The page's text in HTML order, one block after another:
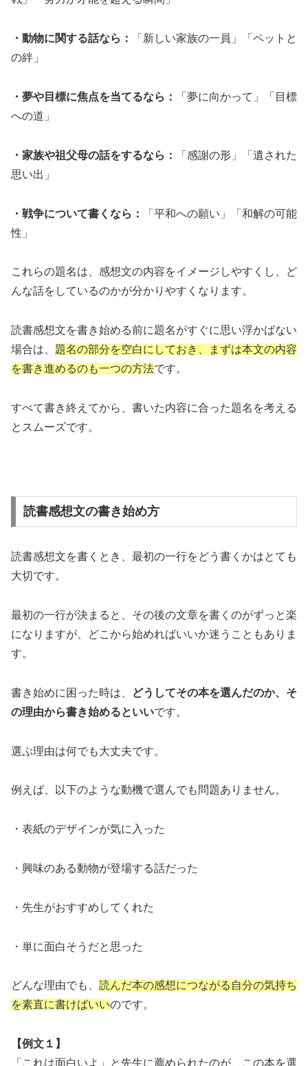
・動物に関する話なら：
「新しい家族の一員」「ペットと
の絆」
・夢や目標に焦点を当てるなら：
「夢に向かって」「目標
への道」
・家族や祖父母の話をするなら：
「感謝の形」「遺された
思い出」
・戦争について書くなら：
「平和への願い」「和解の可能
性」
これらの題名は、感想文の内容をイメージしやすくし、ど
んな話をしているのかが分かりやすくなります。
読書感想文を書き始める前に題名がすぐに思い浮かばない
場合は、 題名の部分を空白にしておき、まずは本文の内容
を書き進めるのも一つの方法です。
すべて書き終えてから、書いた内容に合った題名を考える
とスムーズです。
読書感想文の書き始め方
読書感想文を書くとき、最初の一行をどう書くかはとても
大切です。
最初の一行が決まると、その後の文章を書くのがずっと楽
になりますが、どこから始めればいいか迷うこともありま
す。
書き始めに困った時は、
どうしてその本を選んだのか、そ
の理由から書き始めるといいです。
選ぶ理由は何でも大丈夫です。
例えば、以下のような動機で選んでも問題ありません。
・表紙のデザインが気に入った
・興味のある動物が登場する話だった
・先生がおすすめしてくれた
・単に面白そうだと思った
どんな理由でも、 読んだ本の感想につながる自分の気持ち
を素直に書けばいいのです。
【例文１】
「これは面白いよ」と先生に薦められたのが、この本を選